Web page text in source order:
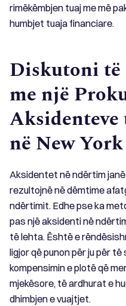
rimëkëmbjen tuaj me më
humbjet tuaja financiare.
Diskutoni
me një
në New York
Aksidentet në ndërtim
rezultojnë në dëmtime
ndërtimit. Edhe pse ka
pas një aksidenti në
të lehta. Është e
ligjor që punon për ju për
kompensimin e plotë që
mjekësore, të ardhurat e
dhimbjen e vuajtjet.